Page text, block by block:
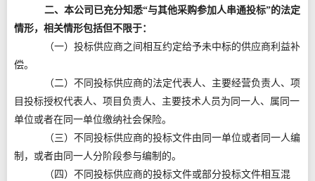
二、本公司已充分知悉“与其他采购参加人串通投标”的法定
情形，相关情形包括但不限于：
（一）投标供应商之间相互约定给予未中标的供应商利益补
偿。
（二）不同投标供应商的法定代表人、主要经营负责人、项
目投标授权代表人、项目负责人、主要技术人员为同一人、属同一
单位或者在同一单位缴纳社会保险。
（三）不同投标供应商的投标文件由同一单位或者同一人编
制，或者由同一人分阶段参与编制的。
（四）不同投标供应商的投标文件或部分投标文件相互混